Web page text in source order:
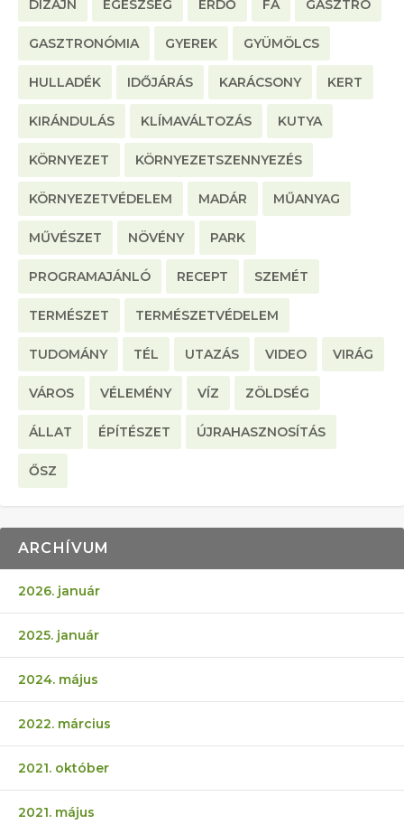
DIZÁJN EGÉSZSÉG ERDŐ FA GASZTRO
GASZTRONÓMIA GYEREK GYÜMÖLCS
HULLADÉK IDŐJÁRÁS KARÁCSONY KERT
KIRÁNDULÁS KLÍMAVÁLTOZÁS KUTYA
KÖRNYEZET KÖRNYEZETSZENNYEZÉS
KÖRNYEZETVÉDELEM MADÁR MŰANYAG
MŰVÉSZET NÖVÉNY PARK
PROGRAMAJÁNLÓ RECEPT SZEMÉT
TERMÉSZET TERMÉSZETVÉDELEM
TUDOMÁNY TÉL UTAZÁS VIDEO VIRÁG
VÁROS VÉLEMÉNY VÍZ ZÖLDSÉG
ÁLLAT ÉPÍTÉSZET ÚJRAHASZNOSÍTÁS
ŐSZ
ARCHÍVUM
2026. január
2025. január
2024. május
2022. március
2021. október
2021. május